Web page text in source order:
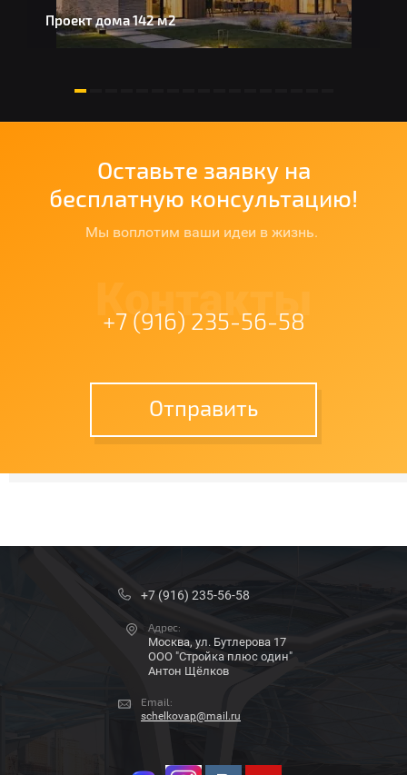
Проект дома 142 м2
Оставьте заявку на
бесплатную консультацию!
Мы воплотим ваши идеи в жизнь.
Контакты
+7 (916) 235-56-58
Отправить
+7 (916) 235-56-58
Адрес:
Москва, ул. Бутлерова 17
ООО "Стройка плюс один"
Антон Щёлков
Email:
schelkovap@mail.ru